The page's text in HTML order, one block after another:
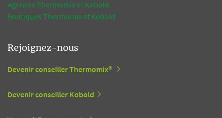
Agences Thermomix et Kobold
Boutiques Thermomix et Kobold
Rejoignez-nous
Devenir conseiller Thermomix®
Devenir conseiller Kobold